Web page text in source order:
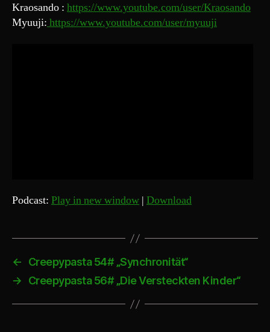
Kraosando : https://www.youtube.com/user/Kraosando
Myuuji: https://www.youtube.com/user/myuuji
Podcast: Play in new window | Download
←
Creepypasta 54# „Synchronität“
→
Creepypasta 56# „Die Versteckten Kinder“